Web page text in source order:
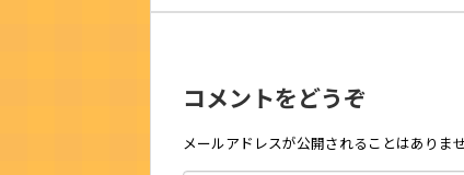
コメントをどうぞ
メールアドレスが公開されることはありませ